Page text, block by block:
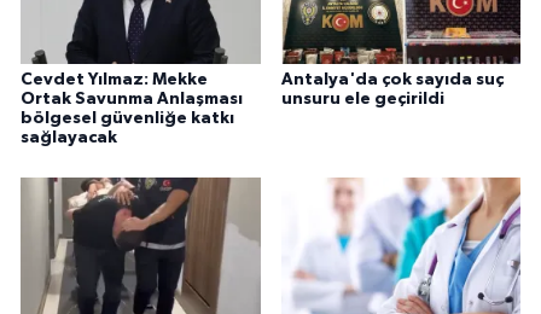
Cevdet Yılmaz: Mekke
Ortak Savunma Anlaşması
bölgesel güvenliğe katkı
sağlayacak
Antalya'da çok sayıda suç
unsuru ele geçirildi